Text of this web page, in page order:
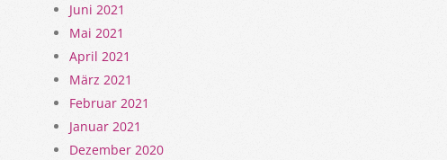
Juni 2021
Mai 2021
April 2021
März 2021
Februar 2021
Januar 2021
Dezember 2020